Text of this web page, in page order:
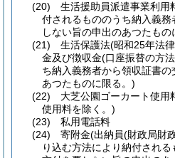
(20)
生活援助員派遣事業利用
付されるもののうち納入義
しない旨の申出のあつたもの
(21)
生活保護法(昭和25年法
金及び徴収金(口座振替の方
ち納入義務者から領収証書
あつたものに限る。)
(22)
大芝公園ゴーカート使用
使用料を除く。)
(23)
私用電話料
(24)
寄附金(出納員(財政局財
り込む方法により納付される